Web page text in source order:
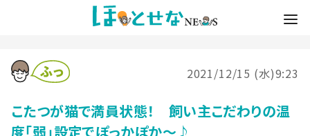
2021/12/15 (水)9:23
こたつが猫で満員状態！ 飼い主こだわりの温
度「弱」設定でぽっかぽか～♪